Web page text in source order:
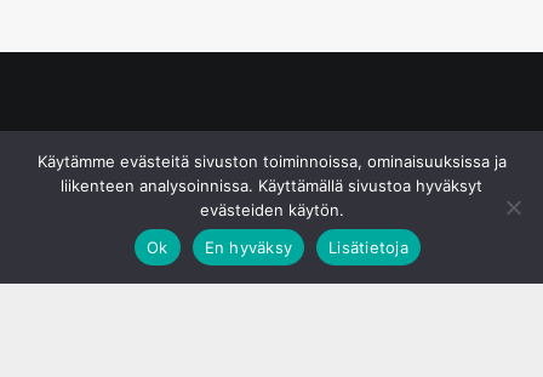
Käytämme evästeitä sivuston toiminnoissa, ominaisuuksissa ja
liikenteen analysoinnissa. Käyttämällä sivustoa hyväksyt
evästeiden käytön.
Ok
En hyväksy Lisätietoja